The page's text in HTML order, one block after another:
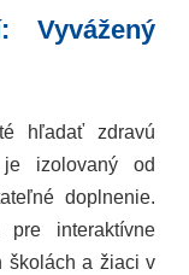
Vyvážený
hľadať zdravú
je izolovaný od
doplnenie.
interaktívne
školách a žiaci v